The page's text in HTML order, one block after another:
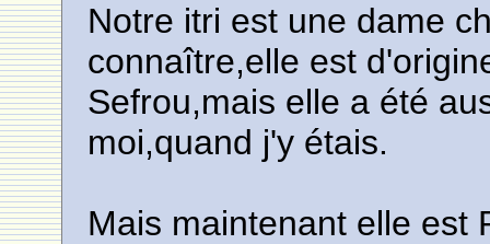
Notre itri est une dame
connaître,elle est
Sefrou,mais elle a été
moi,quand j'y étais.
Mais maintenant elle est